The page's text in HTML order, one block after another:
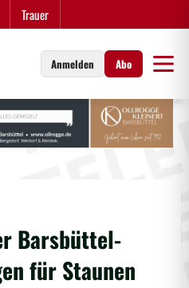
Trauer
Anmelden Abo
Barsbüttel-
für Staunen